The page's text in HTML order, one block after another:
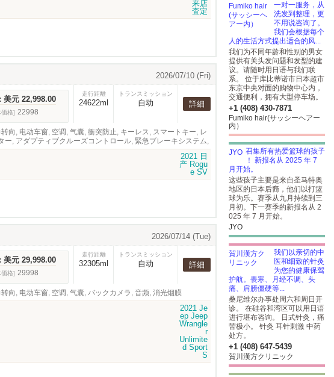
2026/07/10 (Fri)
: 美元 22,998.00
格] 22998
走行距離
24622ml
トランスミッション
自动 詳細
向, 电动车窗, 空调, 气囊, 衝突防止, キーレス, スマートキー, レ
, アダプティブクルーズコントロール, 緊急ブレーキシステム,
2026/07/14 (Tue)
: 美元 29,998.00
格] 29998
走行距離
32305ml
トランスミッション
自动 詳細
向, 电动车窗, 空调, 气囊, バックカメラ, 音频, 消光烟膜
一对一服务，从
洗发到整理，更
不用说咨询了。
我们会根据每个
人的生活方式提出适合的风...
我们为不同年龄和性别的男女
提供有关头发问题和发型的建
议。请随时用日语与我们联
系。 位于库比蒂诺市日本超市
东京中央对面的购物中心内，
交通便利，拥有大型停车场。
+1 (408) 430-7871
Fumiko hair(サッシーヘアー
内）
召集所有热爱篮球的孩子
！ 新报名从 2025 年 7
月开始。
这些孩子主要是来自圣马特奥
地区的日本后裔，他们以打篮
球为乐。赛季从九月持续到三
月初。下一赛季的新报名从 2
025 年 7 月开始。
JYO
我们以亲切的中
医和细致的针灸
为您的健康保驾
护航。畏寒、月经不调、头
痛、肩膀僵硬等...
桑尼维尔办事处周六和周日开
诊。 在硅谷和湾区可以用日语
进行堪布咨询。 日式针灸，痛
苦极小。 针灸 耳针刺激 中药
处方。
+1 (408) 647-5439
賀川漢方クリニック